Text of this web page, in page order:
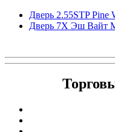
Дверь 2.55STP Pine
Дверь 7X Эш Вайт